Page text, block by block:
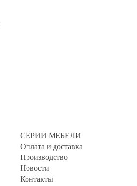
СЕРИИ МЕБЕЛИ
Оплата и доставка
Производство
Новости
Контакты